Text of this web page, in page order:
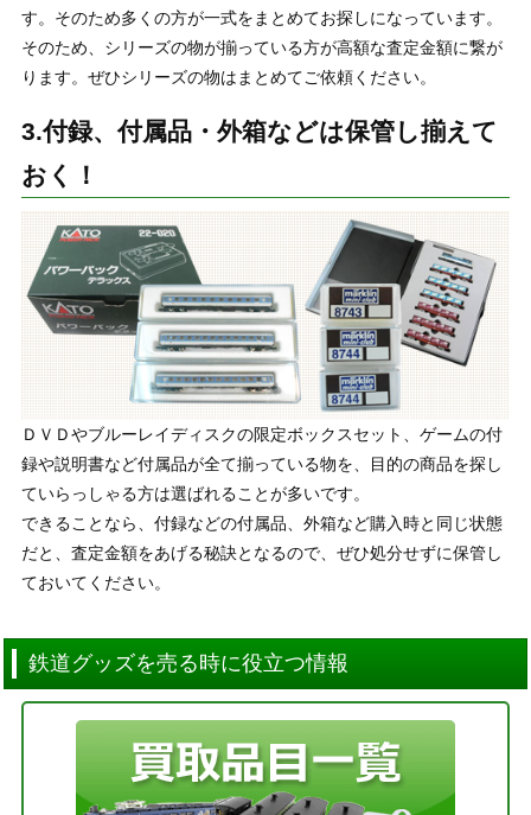
す。そのため多くの方が一式をまとめてお探しになっています。
そのため、シリーズの物が揃っている方が高額な査定金額に繋が
ります。ぜひシリーズの物はまとめてご依頼ください。
3.付録、付属品・外箱などは保管し揃えて
おく！
ＤＶＤやブルーレイディスクの限定ボックスセット、ゲームの付
録や説明書など付属品が全て揃っている物を、目的の商品を探し
ていらっしゃる方は選ばれることが多いです。
できることなら、付録などの付属品、外箱など購入時と同じ状態
だと、査定金額をあげる秘訣となるので、ぜひ処分せずに保管し
ておいてください。
鉄道グッズを売る時に役立つ情報